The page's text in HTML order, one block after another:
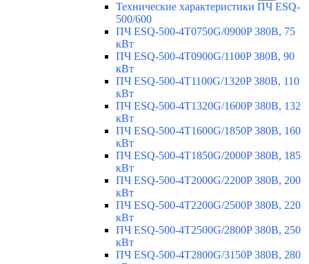
Технические характеристики ПЧ ESQ-
500/600
ПЧ ESQ-500-4T0750G/0900P 380В, 75
кВт
ПЧ ESQ-500-4T0900G/1100P 380В, 90
кВт
ПЧ ESQ-500-4T1100G/1320P 380В, 110
кВт
ПЧ ESQ-500-4T1320G/1600P 380В, 132
кВт
ПЧ ESQ-500-4T1600G/1850P 380В, 160
кВт
ПЧ ESQ-500-4T1850G/2000P 380В, 185
кВт
ПЧ ESQ-500-4T2000G/2200P 380В, 200
кВт
ПЧ ESQ-500-4T2200G/2500P 380В, 220
кВт
ПЧ ESQ-500-4T2500G/2800P 380В, 250
кВт
ПЧ ESQ-500-4T2800G/3150P 380В, 280